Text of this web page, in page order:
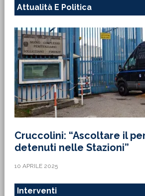
Attualità E Politica
Cruccolini: “Ascoltare il
detenuti nelle Stazioni”
10 APRILE 2025
Interventi